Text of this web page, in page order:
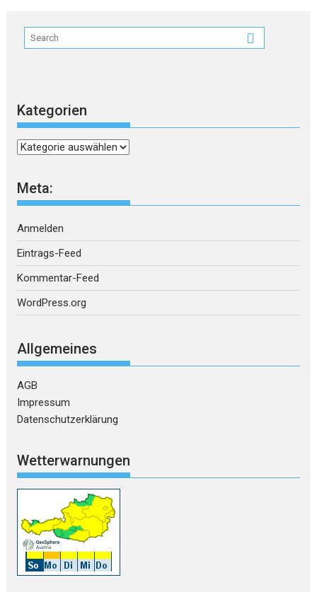
Kategorien
Kategorien
Meta:
Anmelden
Eintrags-Feed
Kommentar-Feed
WordPress.org
Allgemeines
AGB
Impressum
Datenschutzerklärung
Wetterwarnungen